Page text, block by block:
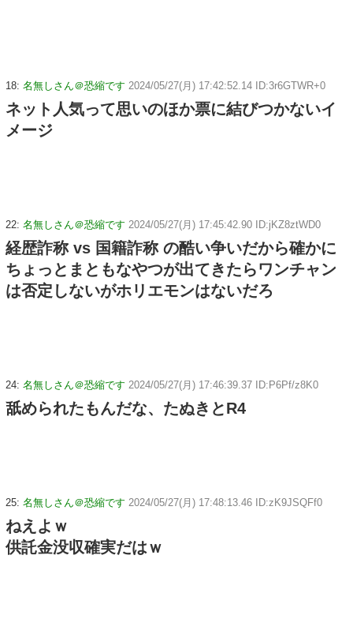
18: 名無しさん＠恐縮です 2024/05/27(月) 17:42:52.14 ID:3r6GTWR+0
ネット人気って思いのほか票に結びつかないイ
メージ
22: 名無しさん＠恐縮です 2024/05/27(月) 17:45:42.90 ID:jKZ8ztWD0
経歴詐称 vs 国籍詐称 の酷い争いだから確かに
ちょっとまともなやつが出てきたらワンチャン
は否定しないがホリエモンはないだろ
24: 名無しさん＠恐縮です 2024/05/27(月) 17:46:39.37 ID:P6Pf/z8K0
舐められたもんだな、たぬきとR4
25: 名無しさん＠恐縮です 2024/05/27(月) 17:48:13.46 ID:zK9JSQFf0
ねえよｗ
供託金没収確実だはｗ